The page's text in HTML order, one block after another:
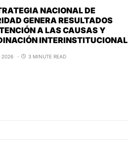
NACIONAL DE
GENERA RESULTADOS
A LAS CAUSAS Y
INTERINSTITUCIONAL
2026 3 MINUTE READ